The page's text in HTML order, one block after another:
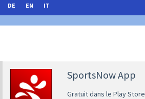
DE EN IT
SportsNow App
Gratuit dans le Play Store